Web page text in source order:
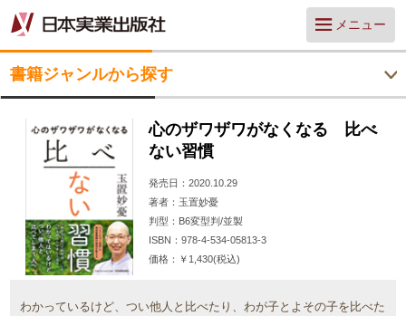
メニュー
書籍ジャンルから探す
心のザワザワがなくなる 比べ
ない習慣
発売日
2020.10.29
著者
玉置妙憂
判型
B6変型判/並製
ISBN
978-4-534-05813-3
価格
￥1,430(税込)
わかっているけど、つい他人と比べたり、わが子とよその子を比べた